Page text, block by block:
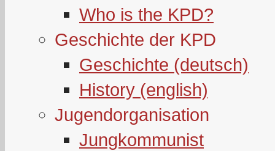
Who is the KPD?
Geschichte der KPD
Geschichte (deutsch)
History (english)
Jugendorganisation
Jungkommunist